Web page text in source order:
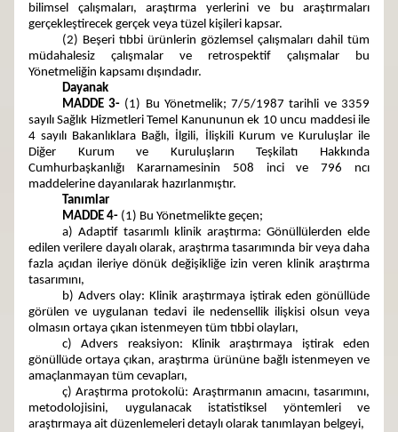
bilimsel çalışmaları, araştırma yerlerini ve bu araştırmaları
gerçekleştirecek gerçek veya tüzel kişileri kapsar.
(2) Beşeri tıbbi ürünlerin gözlemsel çalışmaları dahil tüm
müdahalesiz çalışmalar ve retrospektif çalışmalar bu
Yönetmeliğin kapsamı dışındadır.
Dayanak
MADDE 3- (1) Bu Yönetmelik; 7/5/1987 tarihli ve 3359
sayılı Sağlık Hizmetleri Temel Kanununun ek 10 uncu maddesi ile
4 sayılı Bakanlıklara Bağlı, İlgili, İlişkili Kurum ve Kuruluşlar ile
Diğer Kurum ve Kuruluşların Teşkilatı Hakkında
Cumhurbaşkanlığı Kararnamesinin 508 inci ve 796 ncı
maddelerine dayanılarak hazırlanmıştır.
Tanımlar
MADDE 4-(1) Bu Yönetmelikte geçen;
a) Adaptif tasarımlı klinik araştırma: Gönüllülerden elde
edilen verilere dayalı olarak, araştırma tasarımında bir veya daha
fazla açıdan ileriye dönük değişikliğe izin veren klinik araştırma
tasarımını,
b) Advers olay: Klinik araştırmaya iştirak eden gönüllüde
görülen ve uygulanan tedavi ile nedensellik ilişkisi olsun veya
olmasın ortaya çıkan istenmeyen tüm tıbbi olayları,
c) Advers reaksiyon: Klinik araştırmaya iştirak eden
gönüllüde ortaya çıkan, araştırma ürününe bağlı istenmeyen ve
amaçlanmayan tüm cevapları,
ç) Araştırma protokolü: Araştırmanın amacını, tasarımını,
metodolojisini, uygulanacak istatistiksel yöntemleri ve
araştırmaya ait düzenlemeleri detaylı olarak tanımlayan belgeyi,